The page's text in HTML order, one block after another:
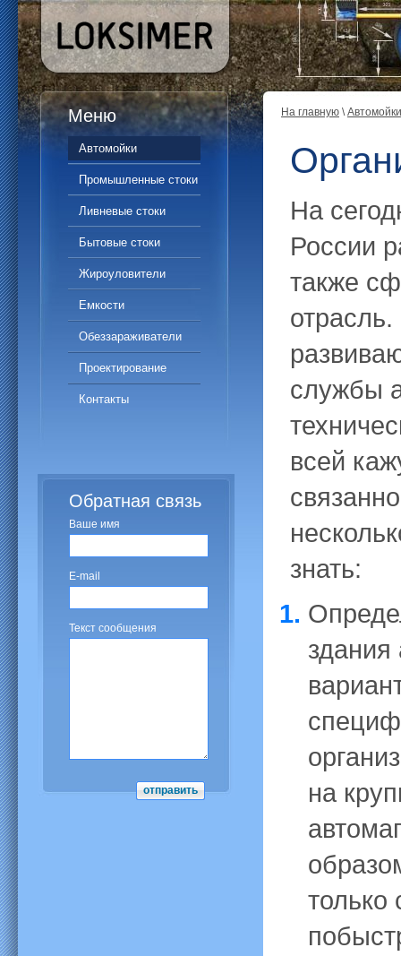
Меню
Автомойки
Промышленные стоки
Ливневые стоки
Бытовые стоки
Жироуловители
Емкости
Обеззараживатели
Проектирование
Контакты
Обратная связь
Ваше имя
E-mail
Текст сообщения
На главную \Автомойки
На
России
также
службы
всей
знать:
здания
на